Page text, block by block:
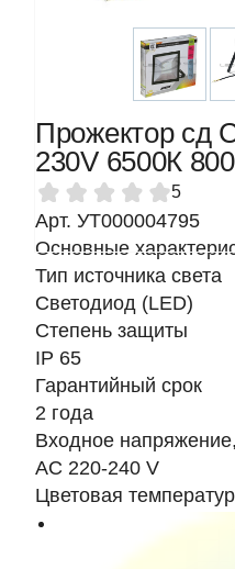
Прожектор сд
230V 6500К
5
Арт. УТ000004795
Основные
Тип источника света
Светодиод (LED)
Степень защиты
IP 65
Гарантийный срок
2 года
Входное
AC 220-240 V
Цветовая